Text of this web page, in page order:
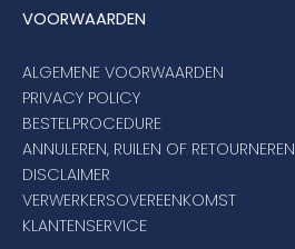
VOORWAARDEN
ALGEMENE VOORWAARDEN
PRIVACY POLICY
BESTELPROCEDURE
ANNULEREN, RUILEN OF RETOURNEREN
DISCLAIMER
VERWERKERSOVEREENKOMST
KLANTENSERVICE